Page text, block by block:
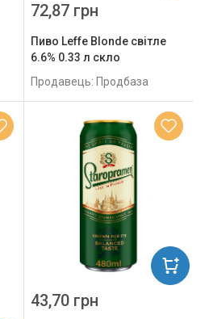
Пиво Leffe Blonde світле
6.6% 0.33 л скло
Продавець: Продбаза
72,87 грн
43,70 грн